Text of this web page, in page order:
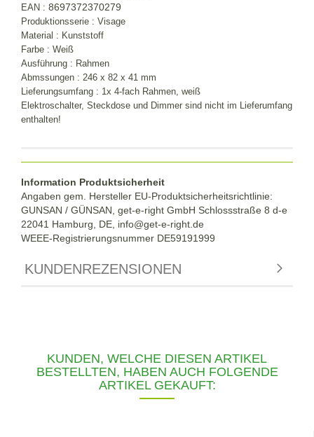
EAN : 8697372370279
Produktionsserie : Visage
Material : Kunststoff
Farbe : Weiß
Ausführung : Rahmen
Abmssungen : 246 x 82 x 41 mm
Lieferungsumfang : 1x 4-fach Rahmen , weiß
Elektroschalter, Steckdose und Dimmer sind nicht im Lieferumfang
enthalten!
Information Produktsicherheit
Angaben gem. Hersteller EU-Produktsicherheitsrichtlinie:
GUNSAN / GÜNSAN, get-e-right GmbH Schlossstraße 8 d-e
22041 Hamburg, DE, info@get-e-right.de
WEEE-Registrierungsnummer DE59191999
KUNDENREZENSIONEN
KUNDEN, WELCHE DIESEN ARTIKEL
BESTELLTEN, HABEN AUCH FOLGENDE
ARTIKEL GEKAUFT: